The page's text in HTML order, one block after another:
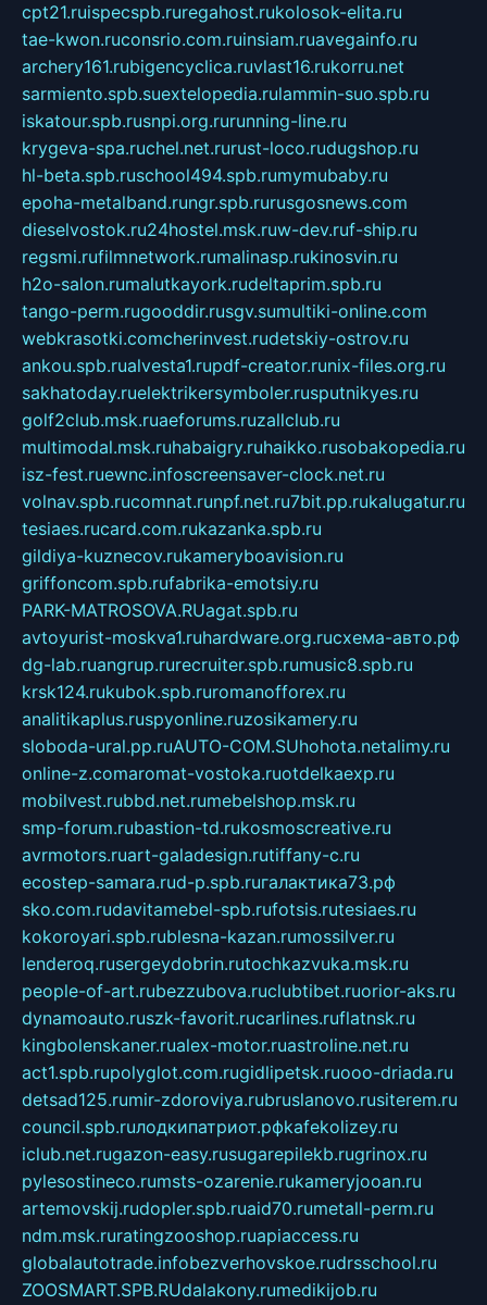
cpt21.ruispecspb.ruregahost.rukolosok-elita.ru
tae-kwon.ruconsrio.com.ruinsiam.ruavegainfo.ru
archery161.rubigencyclica.ruvlast16.rukorru.net
sarmiento.spb.suextelopedia.rulammin-suo.spb.ru
iskatour.spb.rusnpi.org.rurunning-line.ru
krygeva-spa.ruchel.net.rurust-loco.rudugshop.ru
hl-beta.spb.ruschool494.spb.rumymubaby.ru
epoha-metalband.rungr.spb.rurusgosnews.com
dieselvostok.ru24hostel.msk.ruw-dev.ruf-ship.ru
regsmi.rufilmnetwork.rumalinasp.rukinosvin.ru
h2o-salon.rumalutkayork.rudeltaprim.spb.ru
tango-perm.rugooddir.rusgv.sumultiki-online.com
webkrasotki.comcherinvest.rudetskiy-ostrov.ru
ankou.spb.rualvesta1.rupdf-creator.runix-files.org.ru
sakhatoday.ruelektrikersymboler.rusputnikyes.ru
golf2club.msk.ruaeforums.ruzallclub.ru
multimodal.msk.ruhabaigry.ruhaikko.rusobakopedia.ru
isz-fest.ruewnc.infoscreensaver-clock.net.ru
volnav.spb.rucomnat.runpf.net.ru7bit.pp.rukalugatur.ru
tesiaes.rucard.com.rukazanka.spb.ru
gildiya-kuznecov.rukameryboavision.ru
griffoncom.spb.rufabrika-emotsiy.ru
PARK-MATROSOVA.RUagat.spb.ru
avtoyurist-moskva1.ruhardware.org.ruсхема-авто.рф
dg-lab.ruangrup.rurecruiter.spb.rumusic8.spb.ru
krsk124.rukubok.spb.ruromanofforex.ru
analitikaplus.ruspyonline.ruzosikamery.ru
sloboda-ural.pp.ruAUTO-COM.SUhohota.netalimy.ru
online-z.comaromat-vostoka.ruotdelkaexp.ru
mobilvest.rubbd.net.rumebelshop.msk.ru
smp-forum.rubastion-td.rukosmoscreative.ru
avrmotors.ruart-galadesign.rutiffany-c.ru
ecostep-samara.rud-p.spb.ruгалактика73.рф
sko.com.rudavitamebel-spb.rufotsis.rutesiaes.ru
kokoroyari.spb.rublesna-kazan.rumossilver.ru
lenderoq.rusergeydobrin.rutochkazvuka.msk.ru
people-of-art.rubezzubova.ruclubtibet.ruorior-aks.ru
dynamoauto.ruszk-favorit.rucarlines.ruflatnsk.ru
kingbolenskaner.rualex-motor.ruastroline.net.ru
act1.spb.rupolyglot.com.rugidlipetsk.ruooo-driada.ru
detsad125.rumir-zdoroviya.rubruslanovo.rusiterem.ru
council.spb.ruлодкипатриот.рфkafekolizey.ru
iclub.net.rugazon-easy.rusugarepilekb.rugrinox.ru
pylesostineco.rumsts-ozarenie.rukameryjooan.ru
artemovskij.rudopler.spb.ruaid70.rumetall-perm.ru
ndm.msk.ruratingzooshop.ruapiaccess.ru
globalautotrade.infobezverhovskoe.rudrsschool.ru
ZOOSMART.SPB.RUdalakony.rumedikijob.ru